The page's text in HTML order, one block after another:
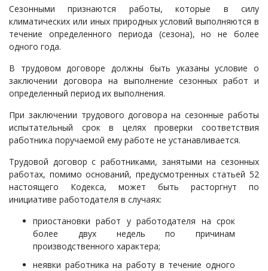
Сезонными признаются работы, которые в силу
климатических или иных природных условий выполняются в
течение определенного периода (сезона), но не более
одного года.
В трудовом договоре должны быть указаны условие о
заключении договора на выполнение сезонных работ и
определенный период их выполнения.
При заключении трудового договора на сезонные работы
испытательный срок в целях проверки соответствия
работника поручаемой ему работе не устанавливается.
Трудовой договор с работниками, занятыми на сезонных
работах, помимо оснований, предусмотренных статьей 52
настоящего Кодекса, может быть расторгнут по
инициативе работодателя в случаях:
приостановки работ у работодателя на срок
более двух недель по причинам
производственного характера;
неявки работника на работу в течение одного